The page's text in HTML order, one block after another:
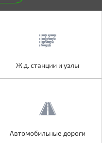
Автомобильные дороги
Ж.д. станции и узлы
Автомобильные дороги